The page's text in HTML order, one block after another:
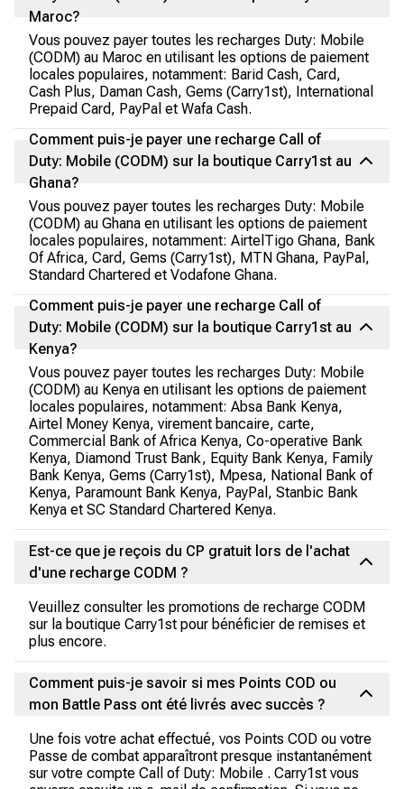
Maroc?
Vous pouvez payer toutes les recharges Duty: Mobile
(CODM) au Maroc en utilisant les options de paiement
locales populaires, notamment: Barid Cash, Card,
Cash Plus, Daman Cash, Gems (Carry1st), International
Prepaid Card, PayPal et Wafa Cash.
Comment puis-je payer une recharge Call of
Duty: Mobile (CODM) sur la boutique Carry1st au
Ghana?
Vous pouvez payer toutes les recharges Duty: Mobile
(CODM) au Ghana en utilisant les options de paiement
locales populaires, notamment: AirtelTigo Ghana, Bank
Of Africa, Card, Gems (Carry1st), MTN Ghana, PayPal,
Standard Chartered et Vodafone Ghana.
Comment puis-je payer une recharge Call of
Duty: Mobile (CODM) sur la boutique Carry1st au
Kenya?
Vous pouvez payer toutes les recharges Duty: Mobile
(CODM) au Kenya en utilisant les options de paiement
locales populaires, notamment: Absa Bank Kenya,
Airtel Money Kenya, virement bancaire, carte,
Commercial Bank of Africa Kenya, Co-operative Bank
Kenya, Diamond Trust Bank, Equity Bank Kenya, Family
Bank Kenya, Gems (Carry1st), Mpesa, National Bank of
Kenya, Paramount Bank Kenya, PayPal, Stanbic Bank
Kenya et SC Standard Chartered Kenya.
Est-ce que je reçois du CP gratuit lors de l'achat
d'une recharge CODM ?
Veuillez consulter les promotions de recharge CODM
sur la boutique Carry1st pour bénéficier de remises et
plus encore.
Comment puis-je savoir si mes Points COD ou
mon Battle Pass ont été livrés avec succès ?
Une fois votre achat effectué, vos Points COD ou votre
Passe de combat apparaîtront presque instantanément
sur votre compte Call of Duty: Mobile . Carry1st vous